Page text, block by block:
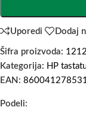
Uporedi Dodaj
Šifra proizvoda:
Kategorija: HP
EAN:
Podeli: